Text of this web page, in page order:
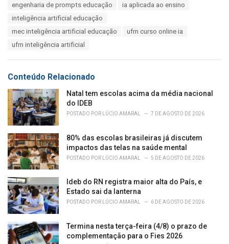
engenharia de prompts educação
ia aplicada ao ensino
inteligência artificial educação
mec inteligência artificial educação
ufrn curso online ia
ufrn inteligência artificial
Conteúdo Relacionado
Natal tem escolas acima da média nacional
do IDEB
POSTADO POR LÚCIO AMARAL 7 DE AGOSTO DE 2026
80% das escolas brasileiras já discutem
impactos das telas na saúde mental
POSTADO POR LÚCIO AMARAL 5 DE AGOSTO DE 2026
Ideb do RN registra maior alta do País, e
Estado sai da lanterna
POSTADO POR LÚCIO AMARAL 6 DE AGOSTO DE 2026
Termina nesta terça-feira (4/8) o prazo de
complementação para o Fies 2026